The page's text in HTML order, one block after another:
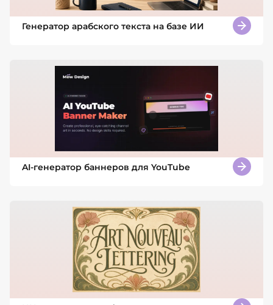
Генератор арабского текста на базе ИИ
AI-генератор баннеров для YouTube